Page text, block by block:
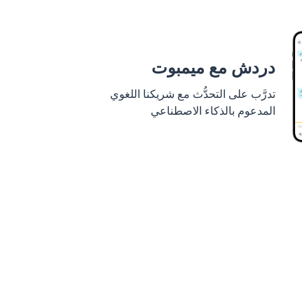
دردش مع ميمبوت
تدرَّب على التحدُّث مع شريكنا اللغوي
المدعوم بالذكاء الاصطناعي